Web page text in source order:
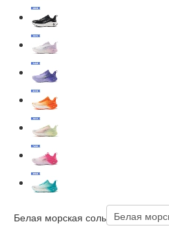
Белая морская соль